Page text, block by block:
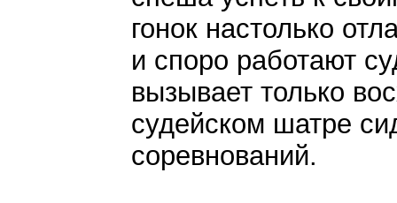
гонок настолько
и споро работают
вызывает только
судейском шатре
соревнований.